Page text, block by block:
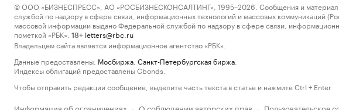
© ООО «БИЗНЕСПРЕСС», АО «РОСБИЗНЕСКОНСАЛТИНГ», 1995–2026. Сообщения и материалы
службой по надзору в сфере связи, информационных технологий и массовых коммуникаций
массовой информации выдано Федеральной службой по надзору в сфере связи,
пометкой «РБК».
18+ letters@rbc.ru
Владельцем сайта является информационное агентство «РБК».
Данные предоставлены: Мосбиржа Санкт-Петербургская биржа
Индексы облигаций предоставлены Cbonds.
Чтобы отправить редакции сообщение, выделите часть текста в статье и нажмите Ctrl + Enter
Информация об ограничениях О соблюдении авторских прав Пользовательское